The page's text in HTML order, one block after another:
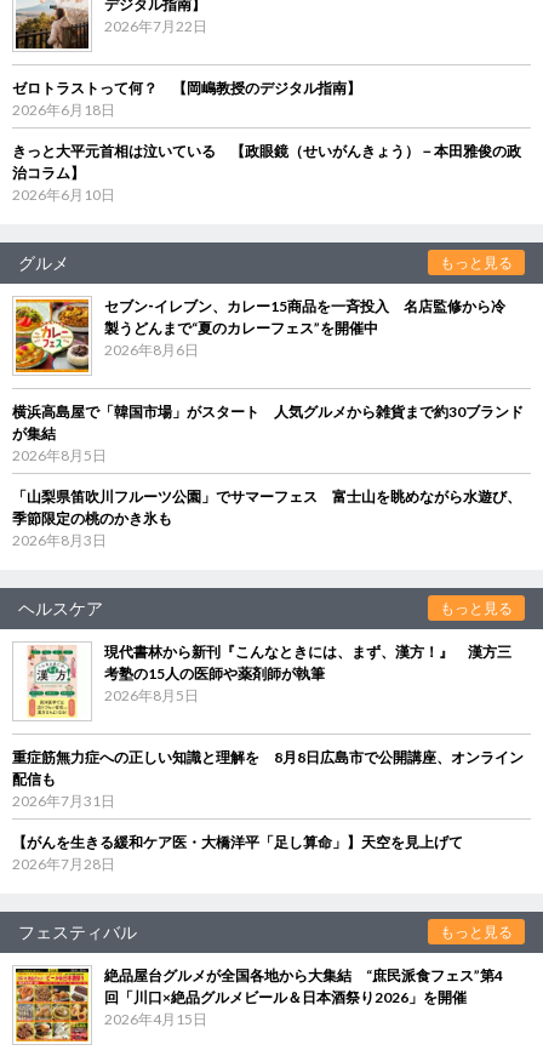
デジタル指南】
2026年7月22日
ゼロトラストって何？ 【岡嶋教授のデジタル指南】
2026年6月18日
きっと大平元首相は泣いている 【政眼鏡（せいがんきょう）－本田雅俊の政
治コラム】
2026年6月10日
グルメ もっと見る
セブン‐イレブン、カレー15商品を一斉投入 名店監修から冷
製うどんまで“夏のカレーフェス”を開催中
2026年8月6日
横浜高島屋で「韓国市場」がスタート 人気グルメから雑貨まで約30ブランド
が集結
2026年8月5日
「山梨県笛吹川フルーツ公園」でサマーフェス 富士山を眺めながら水遊び、
季節限定の桃のかき氷も
2026年8月3日
ヘルスケア もっと見る
現代書林から新刊『こんなときには、まず、漢方！』 漢方三
考塾の15人の医師や薬剤師が執筆
2026年8月5日
重症筋無力症への正しい知識と理解を 8月8日広島市で公開講座、オンライン
配信も
2026年7月31日
【がんを生きる緩和ケア医・大橋洋平「足し算命」】天空を見上げて
2026年7月28日
フェスティバル もっと見る
絶品屋台グルメが全国各地から大集結 “庶民派食フェス”第4
回「川口×絶品グルメビール＆日本酒祭り2026」を開催
2026年4月15日